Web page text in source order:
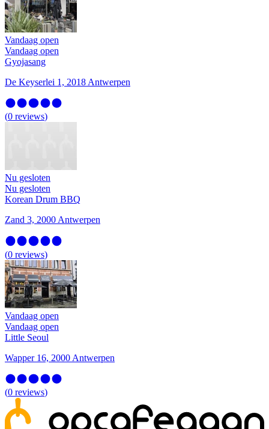
Vandaag open
Vandaag open
Gyojasang
De Keyserlei 1, 2018 Antwerpen
(0 reviews)
Nu gesloten
Nu gesloten
Korean Drum BBQ
Zand 3, 2000 Antwerpen
(0 reviews)
Vandaag open
Vandaag open
Little Seoul
Wapper 16, 2000 Antwerpen
(0 reviews)